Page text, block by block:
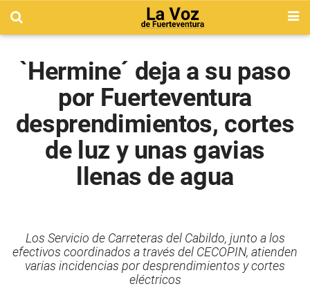
`Hermine´ deja a su paso
por Fuerteventura
desprendimientos, cortes
de luz y unas gavias
llenas de agua
Los Servicio de Carreteras del Cabildo, junto a los
efectivos coordinados a través del CECOPIN, atienden
varias incidencias por desprendimientos y cortes
eléctricos